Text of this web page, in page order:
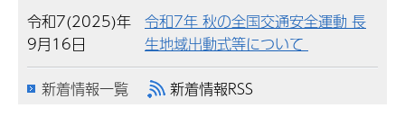
令和7(2025)年
9月16日
令和7年 秋の全国交通安全運動 長
生地域出動式等について
新着情報一覧
新着情報RSS